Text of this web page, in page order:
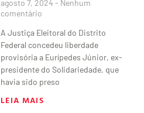
agosto 7, 2024 Nenhum
comentário
A Justiça Eleitoral do Distrito
Federal concedeu liberdade
provisória a Eurípedes Júnior, ex-
presidente do Solidariedade, que
havia sido preso
LEIA MAIS